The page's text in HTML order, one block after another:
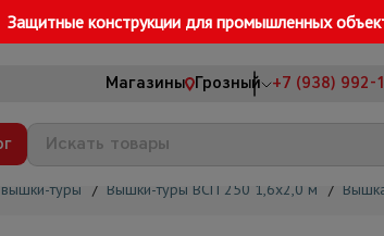
Защитные конструкции для промышленных
Магазины Грозный +7 (938) 992-
туры / Вышки-туры ВСП 250 1,6x2,0 м /